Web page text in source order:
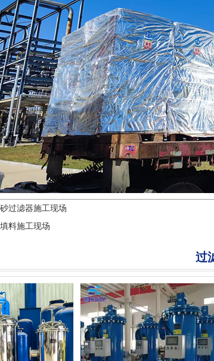
过滤器施工现场
料施工现场
过